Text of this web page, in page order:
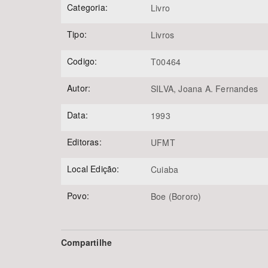
Área de Levantamento
Categoria: Livro
Tipo: Livros
Codigo: T00464
Autor: SILVA, Joana A. Fernandes
Data: 1993
Editoras: UFMT
Local Edição: Cuiaba
Povo: Boe (Bororo)
Compartilhe